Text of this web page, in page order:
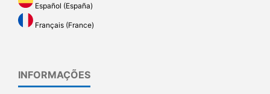
Español (España)
Français (France)
INFORMAÇÕES